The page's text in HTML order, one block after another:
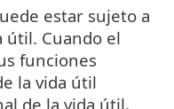
estar sujeto a
útil. Cuando el
funciones
la vida útil
de la vida útil,